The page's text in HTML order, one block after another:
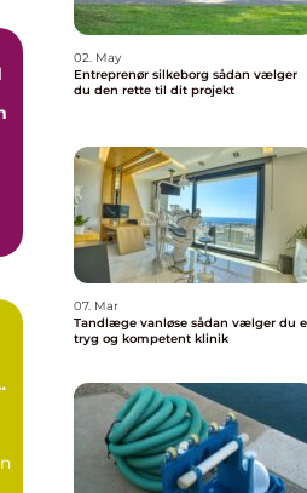
02. May
Entreprenør silkeborg sådan vælger
du den rette til dit projekt
07. Mar
Tandlæge vanløse sådan vælger du en
tryg og kompetent klinik